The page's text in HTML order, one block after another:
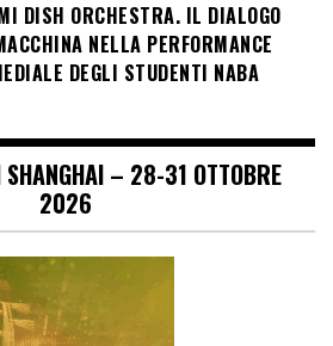
DISH ORCHESTRA. IL DIALOGO
NELLA PERFORMANCE
DEGLI STUDENTI NABA
SHANGHAI – 28-31 OTTOBRE
2026